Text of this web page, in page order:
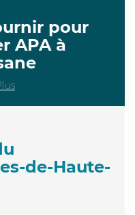
pour
APA à
de-Haute-